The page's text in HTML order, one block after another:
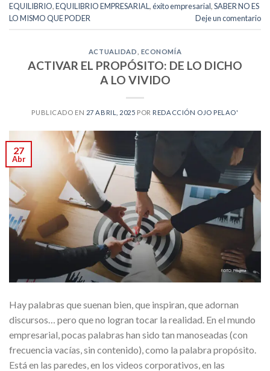
EQUILIBRIO,EQUILIBRIO EMPRESARIAL,éxito empresarial,SABER NO ES
LO MISMO QUE PODER
Deje un comentario
ACTUALIDAD ECONOMÍA
ACTIVAR EL PROPÓSITO: DE LO DICHO
A LO VIVIDO
PUBLICADO EN 27 ABRIL, 2025 POR REDACCIÓN OJO PELAO'
27
Abr
Hay palabras que suenan bien, que inspiran, que adornan
discursos… pero que no logran tocar la realidad. En el mundo
empresarial, pocas palabras han sido tan manoseadas (con
frecuencia vacías, sin contenido), como la palabra propósito.
Está en las paredes, en los videos corporativos, en las